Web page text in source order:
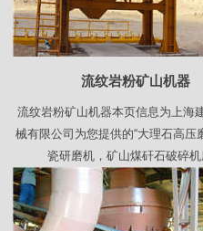
流纹岩粉矿山机器
流纹岩粉矿山机器本页信息为上海
械有限公司为您提供的“大理石高压
瓷研磨机，矿山煤矸石破碎